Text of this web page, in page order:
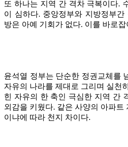
또 하나는 지역 간 격차 극복이다.
이 심하다. 중앙정부와 지방정부간
방은 아예 기회가 없다. 이를 바로
윤석열 정부는 단순한 정권교체를
자유의 나라를 제대로 그리며 실천
힌 자유의 한 축인 극심한 지역 간
외감을 키웠다. 같은 사양의 아파트
이냐에 따라 천지 차이다.